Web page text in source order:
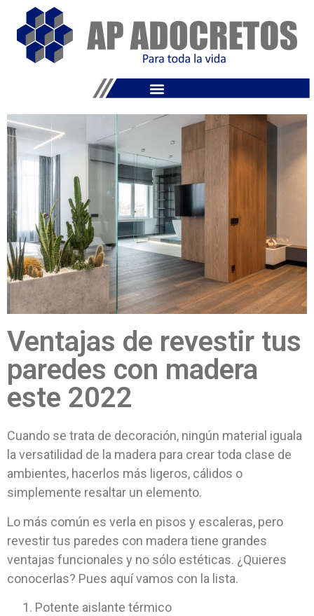
Ventajas de revestir tus
paredes con madera
este 2022
Cuando se trata de decoración, ningún material iguala
la versatilidad de la madera para crear toda clase de
ambientes, hacerlos más ligeros, cálidos o
simplemente resaltar un elemento.
Lo más común es verla en pisos y escaleras, pero
revestir tus paredes con madera tiene grandes
ventajas funcionales y no sólo estéticas. ¿Quieres
conocerlas? Pues aquí vamos con la lista.
Potente aislante térmico